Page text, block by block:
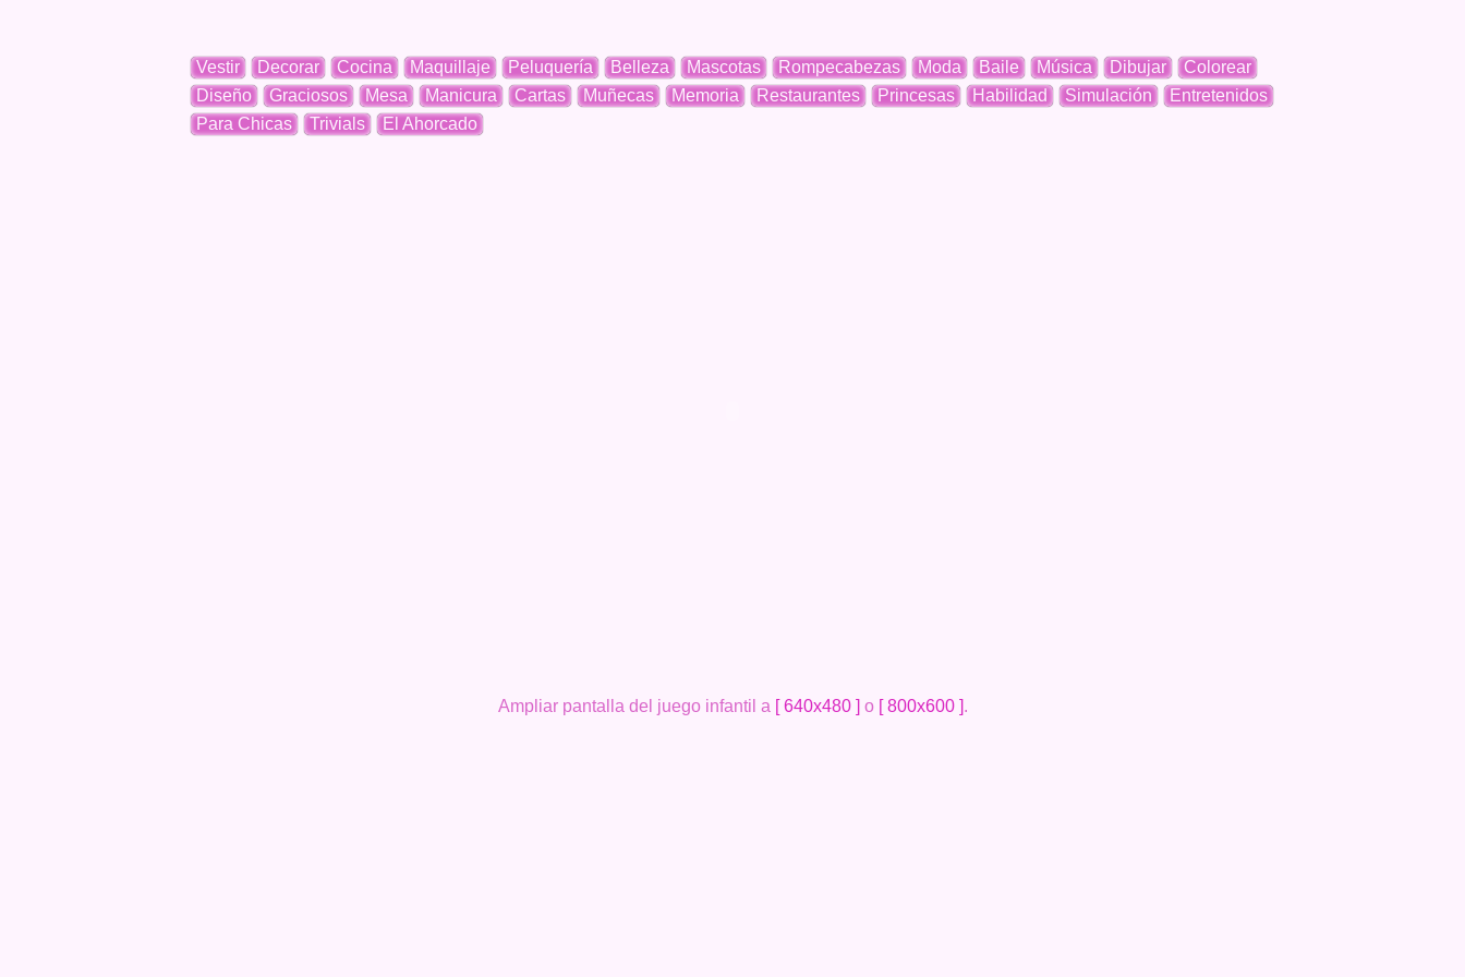
Vestir Decorar Cocina Maquillaje Peluquería Belleza Mascotas Rompecabezas Moda Baile Música Dibujar
Colorear
Diseño
Graciosos Mesa Manicura Cartas Muñecas Memoria Restaurantes Princesas Habilidad Simulación
Entretenidos
Para Chicas
Trivials El Ahorcado
Ampliar pantalla del juego infantil a [ 640x480 ] o [ 800x600 ].